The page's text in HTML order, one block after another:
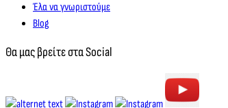
Έλα να γνωριστούμε
Blog
Θα μας βρείτε στα Social